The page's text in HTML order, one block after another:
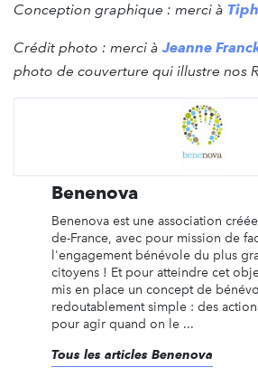
Conception graphique : merci à
Crédit photo : merci àJeanne
photo de couverture qui illustre nos
Benenova
Benenova est une association
de-France, avec pour mission de
l'engagement bénévole du plus
citoyens ! Et pour atteindre cet
mis en place un concept de
redoutablement simple : des
pour agir quand on le ...
Tous les articles Benenova